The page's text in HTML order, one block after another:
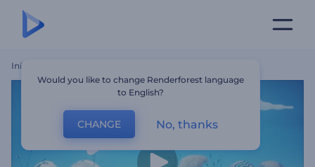
Início
Would you like to change Renderforest language
to English?
CHANGE No, thanks